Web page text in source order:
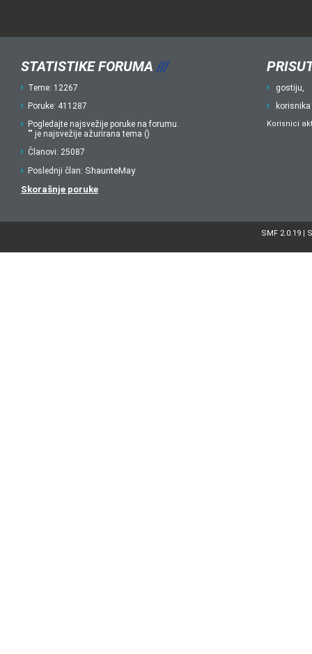
STATISTIKE FORUMA ///
Teme: 12267
Poruke: 411287
Pogledajte najsvežije poruke na forumu.
"" je najsvežije ažurirana tema ()
Članovi: 25087
Poslednji član: ShaunteMay
Skorašnje poruke
gostiju,
korisnika
Korisnici
SMF 2.0.19|